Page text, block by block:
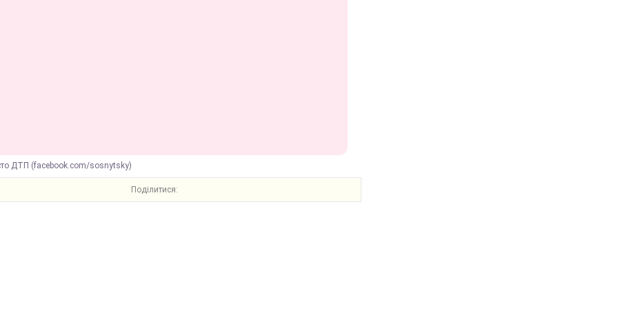
ДТП (facebook.com/sosnytsky)
Поділитися: